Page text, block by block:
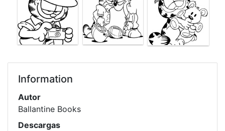
Information
Autor
Ballantine Books
Descargas